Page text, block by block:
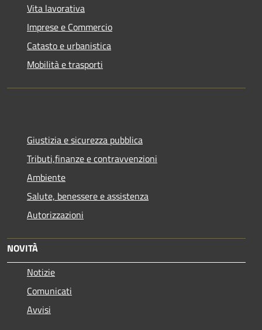
Vita lavorativa
Imprese e Commercio
Catasto e urbanistica
Mobilità e trasporti
Giustizia e sicurezza pubblica
Tributi,finanze e contravvenzioni
Ambiente
Salute, benessere e assistenza
Autorizzazioni
NOVITÀ
Notizie
Comunicati
Avvisi